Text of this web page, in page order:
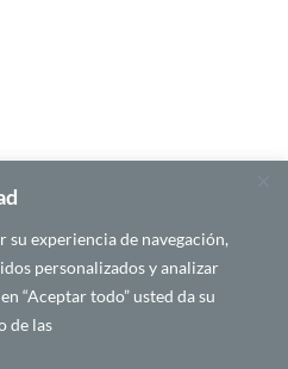
su experiencia de navegación,
personalizados y analizar
“Aceptar todo” usted da su
de las